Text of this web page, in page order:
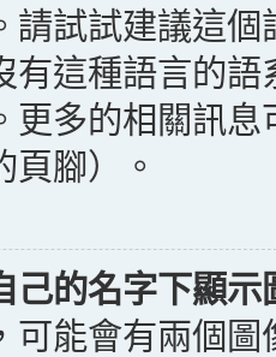
請試試建議這
有這種語言的
更多的相關訊
頁腳）。
己的名字下顯示
可能會有兩個